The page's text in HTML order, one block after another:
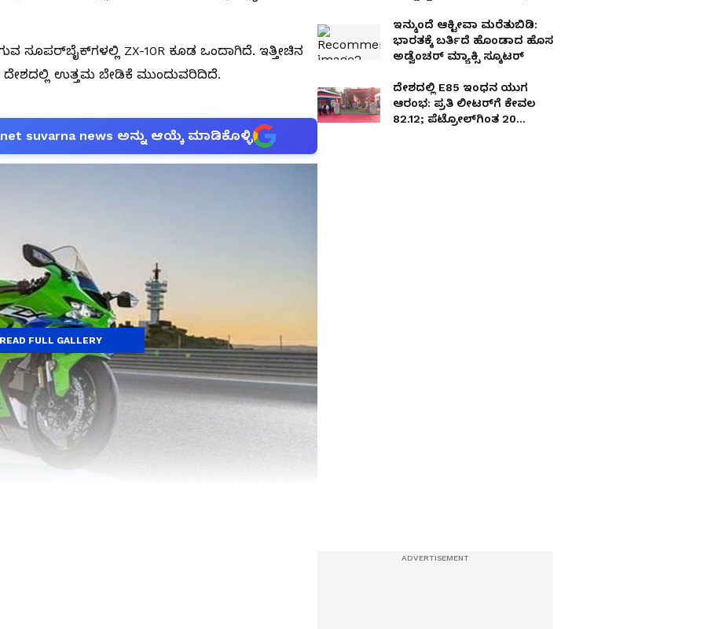
ಸೂಪರ್‌ಬೈಕ್‌ಗಳಲ್ಲಿ ZX-10R ಕೂಡ ಒಂದಾಗಿದೆ. ಇತ್ತೀಚಿನ
ಉತ್ತಮ ಬೇಡಿಕೆ ಮುಂದುವರಿದಿದೆ.
suvarna news ಅನ್ನು ಆಯ್ಕೆ ಮಾಡಿಕೊಳ್ಳಿ
FULL GALLERY
ಇನ್ಮುಂದೆ ಆಕ್ಟೀವಾ ಮರೆತುಬಿಡಿ:
ಭಾರತಕ್ಕೆ ಬರ್ತಿದೆ ಹೊಂಡಾದ ಹೊಸ
ಅಡ್ವೆಂಚರ್ ಮ್ಯಾಕ್ಸಿ ಸ್ಕೂಟರ್
ದೇಶದಲ್ಲಿ E85 ಇಂಧನ ಯುಗ
ಆರಂಭ: ಪ್ರತಿ ಲೀಟರ್‌ಗೆ ಕೇವಲ
₹82.12; ಪೆಟ್ರೋಲ್‌ಗಿಂತ 20